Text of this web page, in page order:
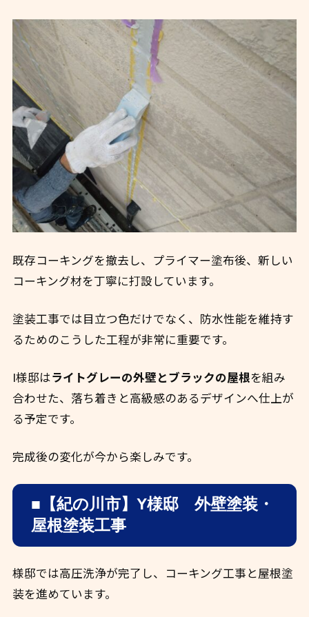
既存コーキングを撤去し、プライマー塗布後、新しい
コーキング材を丁寧に打設しています。
塗装工事では目立つ色だけでなく、防水性能を維持す
るためのこうした工程が非常に重要です。
I様邸はライトグレーの外壁とブラックの屋根を組み
合わせた、落ち着きと高級感のあるデザインへ仕上が
る予定です。
完成後の変化が今から楽しみです。
■【紀の川市】Y様邸 外壁塗装・
屋根塗装工事
様邸では高圧洗浄が完了し、コーキング工事と屋根塗
装を進めています。